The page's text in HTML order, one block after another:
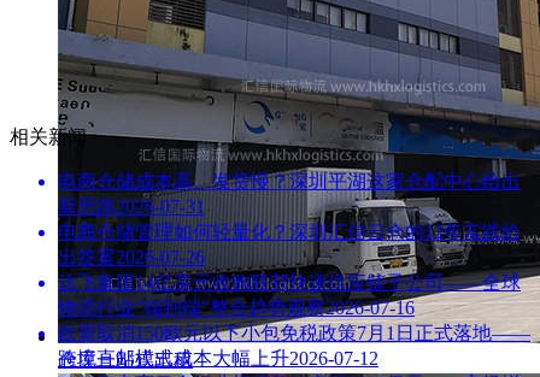
仓库一站式出租
相关新闻
电商仓储成本高、发货慢？深圳平湖这家仓配中心给出
新思路2026-07-31
电商仓储管理如何轻量化？深圳汇信云仓的12年实践给
出答案2026-07-26
达飞集团14亿美元收购联邦快递供应链子公司——全球
物流行业"端到端"整合趋势观察2026-07-16
欧盟取消150欧元以下小包免税政策7月1日正式落地——
跨境直邮模式成本大幅上升2026-07-12